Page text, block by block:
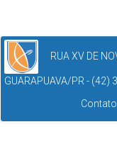
RUA XV DE
GUARAPUAVA/PR - (42)
Contato